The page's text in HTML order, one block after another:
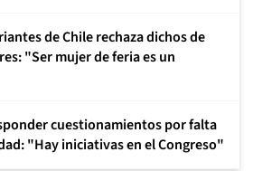
de Chile rechaza dichos de
"Ser mujer de feria es un
cuestionamientos por falta
"Hay iniciativas en el Congreso"